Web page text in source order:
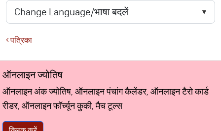
पत्रिका
ऑनलाइन ज्योतिष
ऑनलाइन अंक ज्योतिष, ऑनलाइन पंचांग कैलेंडर, ऑनलाइन टैरो कार्ड
रीडर, ऑनलाइन फॉर्च्यून कुकी, मैच टूल्स